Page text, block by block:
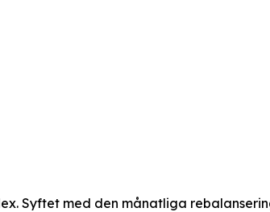
Syftet med den månatliga